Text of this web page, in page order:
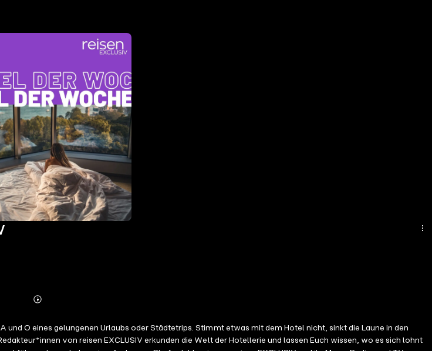
Mehr
O eines gelungenen Urlaubs oder Städtetrips. Stimmt etwas mit dem Hotel nicht, sinkt die Laune in den
von reisen EXCLUSIV erkunden die Welt der Hotellerie und lassen Euch wissen, wo es sich lohnt